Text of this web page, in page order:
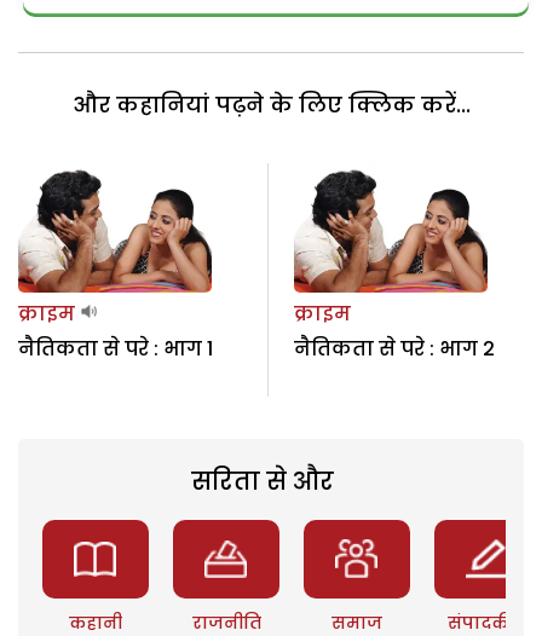
और कहानियां पढ़ने के लिए क्लिक करें...
क्राइम
नैतिकता से परे : भाग 1
क्राइम
नैतिकता से परे : भाग 2
सरिता से और
कहानी राजनीति समाज संपादकीय